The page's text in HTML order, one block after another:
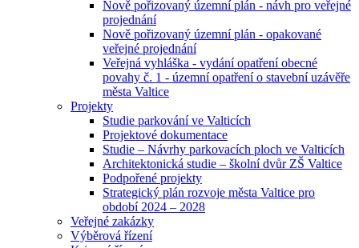
Nově pořizovaný územní plán - návh pro veřejné
projednání
Nově pořizovaný územní plán - opakované
veřejné projednání
Veřejná vyhláška - vydání opatření obecné
povahy č. 1 - územní opatření o stavební uzávěře
města Valtice
Projekty
Studie parkování ve Valticích
Projektové dokumentace
Studie – Návrhy parkovacích ploch ve Valticích
Architektonická studie – školní dvůr ZŠ Valtice
Podpořené projekty
Strategický plán rozvoje města Valtice pro
období 2024 – 2028
Veřejné zakázky
Výběrová řízení